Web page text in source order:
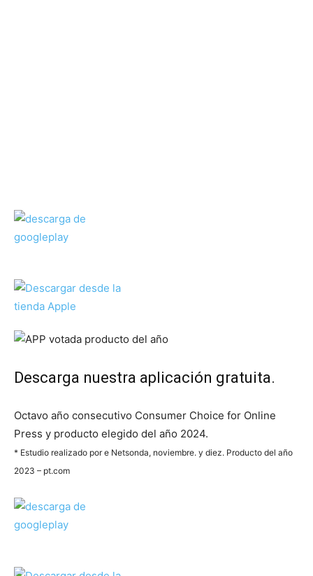
Descarga nuestra aplicación gratuita.
Octavo año consecutivo Consumer Choice for Online
Press y producto elegido del año 2024.
* Estudio realizado por e Netsonda, noviembre. y diez. Producto del año
2023 – pt.com